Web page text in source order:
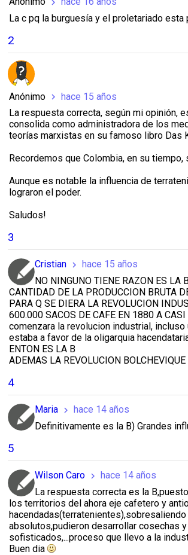
La c pq la burguesía y el proletariado
2
Anónimo chevron_right hace 15 años
La respuesta correcta, según mi opinión,
consolida como administradora de los
teorías marxistas en su famoso libro Das
Recordemos que Colombia, en su
Aunque es notable la influencia de
lograron el poder.
Saludos!
3
Cristian chevron_right
hace 15 años
NO NINGUNO TIENE RAZON ES LA
CANTIDAD DE LA PRODUCCION BRUTA
PARA Q SE DIERA LA REVOLUCION
600.000 SACOS DE CAFE EN 1880 A
comenzara la revolucion industrial,
estaba a favor de la oligarquia
ENTON ES LA B
ADEMAS LA REVOLUCION
4
Maria chevron_right hace 14 años
Definitivamente es la B) Grandes
5
Wilson Caro chevron_right hace 14 años
La respuesta correcta es la
los territorios del ahora eje cafetero y
absolutos,pudieron desarrollar cosechas
sofisticados,...proceso que llevo a la
Buen dia